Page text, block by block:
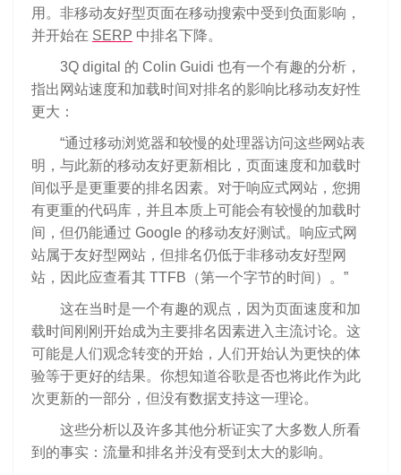
用。非移动友好型页面在移动搜索中受到负面影响，
并开始在 SERP 中排名下降。
3Q digital 的 Colin Guidi 也有一个有趣的分析，
指出网站速度和加载时间对排名的影响比移动友好性
更大：
“通过移动浏览器和较慢的处理器访问这些网站表
明，与此新的移动友好更新相比，页面速度和加载时
间似乎是更重要的排名因素。对于响应式网站，您拥
有更重的代码库，并且本质上可能会有较慢的加载时
间，但仍能通过 Google 的移动友好测试。响应式网
站属于友好型网站，但排名仍低于非移动友好型网
站，因此应查看其 TTFB（第一个字节的时间）。”
这在当时是一个有趣的观点，因为页面速度和加
载时间刚刚开始成为主要排名因素进入主流讨论。这
可能是人们观念转变的开始，人们开始认为更快的体
验等于更好的结果。你想知道谷歌是否也将此作为此
次更新的一部分，但没有数据支持这一理论。
这些分析以及许多其他分析证实了大多数人所看
到的事实：流量和排名并没有受到太大的影响。